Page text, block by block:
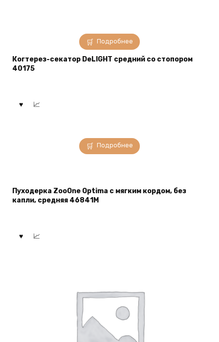
Подробнее
Когтерез-секатор DeLIGHT средний со стопором
40175
Подробнее
Пуходерка ZooOne Optima с мягким кордом, без
капли, средняя 46841M